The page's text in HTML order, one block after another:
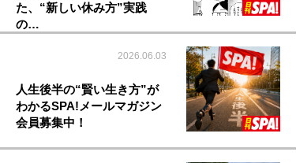
た、“新しい休み方”実践
の…
2026.06.03
人生後半の“賢い生き方”が
わかるSPA!メールマガジン
会員募集中！